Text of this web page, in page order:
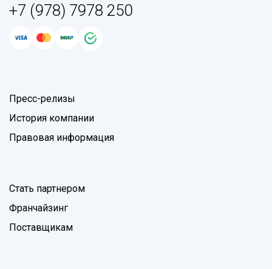
+7 (978) 7978 250
Пресс-релизы
История компании
Правовая информация
Стать партнером
Франчайзинг
Поставщикам